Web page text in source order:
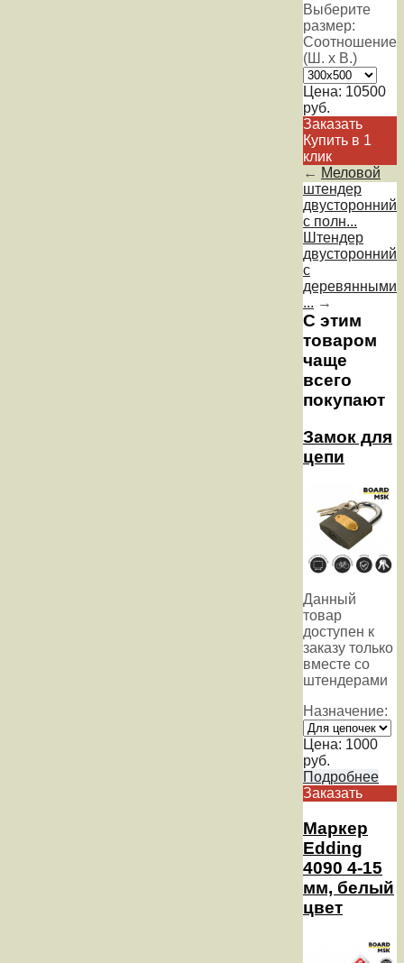
Выберите
размер:
Соотношение
(Ш. х В.)
Цена: 10500
руб.
Заказать
Купить в 1
клик
← Меловой
штендер
двусторонний
с полн...
Штендер
двусторонний
с
деревянными
... →
С этим
товаром
чаще
всего
покупают
Замок для
цепи
Данный
товар
доступен к
заказу только
вместе со
штендерами
Назначение:
Цена: 1000
руб.
Подробнее
Заказать
Маркер
Edding
4090 4-15
мм, белый
цвет